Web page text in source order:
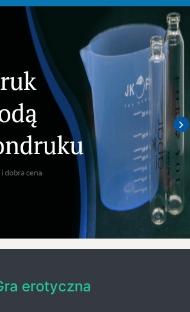
erotyczna